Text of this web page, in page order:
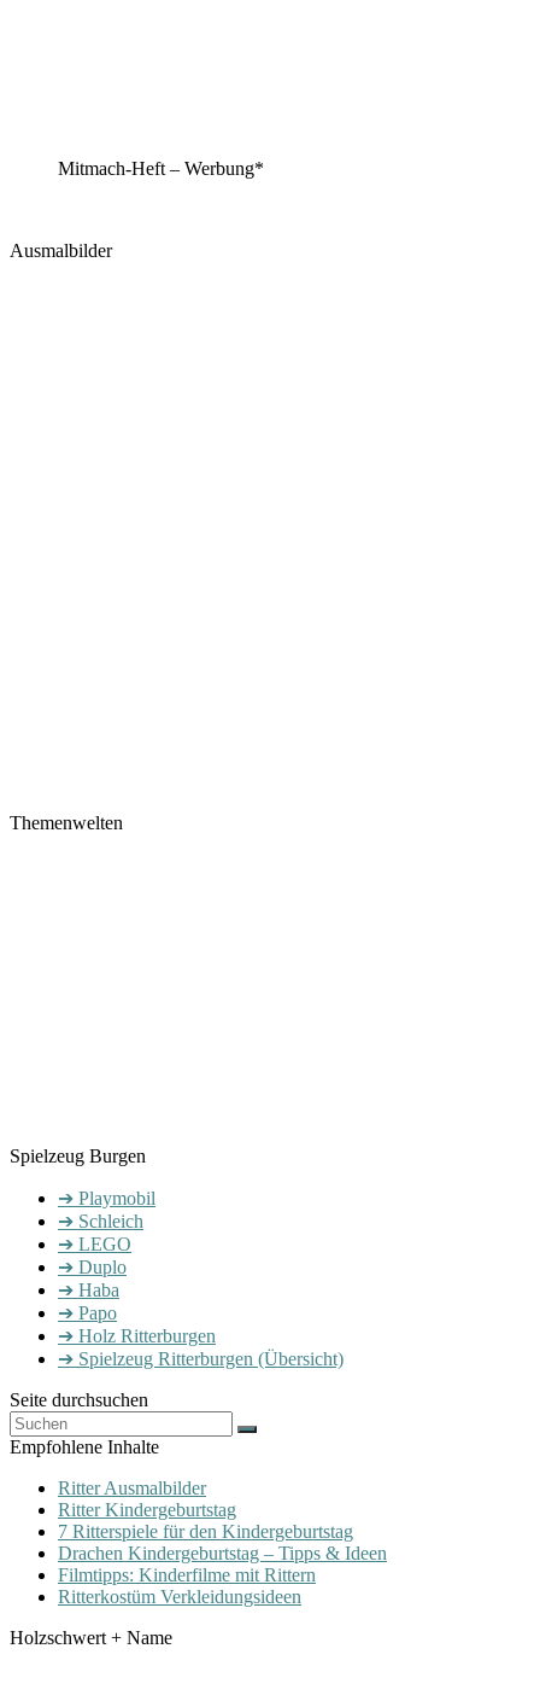
Mitmach-Heft – Werbung*
Ausmalbilder
Themenwelten
Spielzeug Burgen
➔ Playmobil
➔ Schleich
➔ LEGO
➔ Duplo
➔ Haba
➔ Papo
➔ Holz Ritterburgen
➔ Spielzeug Ritterburgen (Übersicht)
Seite durchsuchen
Empfohlene Inhalte
Ritter Ausmalbilder
Ritter Kindergeburtstag
7 Ritterspiele für den Kindergeburtstag
Drachen Kindergeburtstag – Tipps & Ideen
Filmtipps: Kinderfilme mit Rittern
Ritterkostüm Verkleidungsideen
Holzschwert + Name